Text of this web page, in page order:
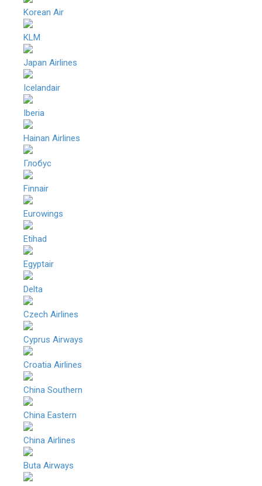
Korean Air
KLM
Japan Airlines
Icelandair
Iberia
Hainan Airlines
Глобус
Finnair
Eurowings
Etihad
Egyptair
Delta
Czech Airlines
Cyprus Airways
Croatia Airlines
China Southern
China Eastern
China Airlines
Buta Airways